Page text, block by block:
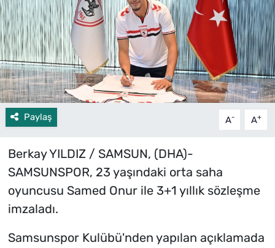
Paylaş A- A+
Berkay YILDIZ / SAMSUN, (DHA)-
SAMSUNSPOR, 23 yaşındaki orta saha
oyuncusu Samed Onur ile 3+1 yıllık sözleşme
imzaladı.
Samsunspor Kulübü'nden yapılan açıklamada